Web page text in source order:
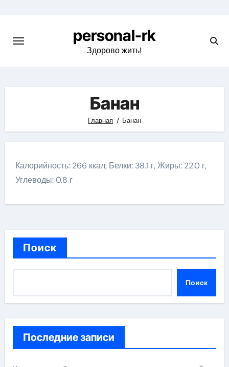
содержимому
personal-rk
Здорово жить!
Банан
Главная Банан
Калорийность: 266 ккал, Белки: 38.1 г, Жиры: 22.0 г,
Углеводы: 0.8 г
Поиск
Поиск
Последние записи